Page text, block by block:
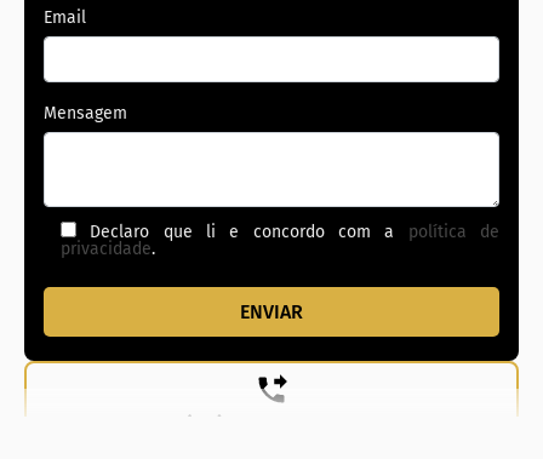
Email
Mensagem
Declaro que li e concordo com a política de
privacidade.
(62) 99831-0020